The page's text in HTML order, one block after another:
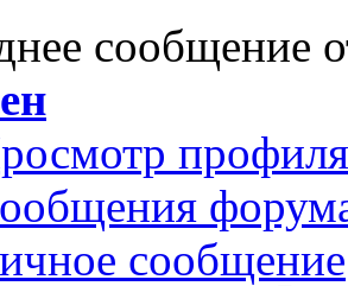
сообщение
профиля
сообщение